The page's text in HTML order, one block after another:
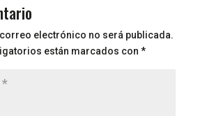
electrónico no será publicada.
están marcados con *